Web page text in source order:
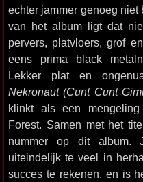
echter jammer genoeg niet
van het album ligt dat
pervers, platvloers, grof
eens prima black
Lekker plat en
Nekronaut (Cunt Cunt
klinkt als een
Forest. Samen met het
nummer op dit album.
uiteindelijk te veel in
succes te rekenen, en is